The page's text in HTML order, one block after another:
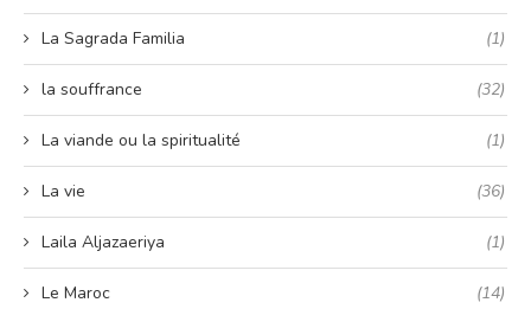
La Sagrada Familia (1)
la souffrance (32)
La viande ou la spiritualité (1)
La vie (36)
Laila Aljazaeriya (1)
Le Maroc (14)